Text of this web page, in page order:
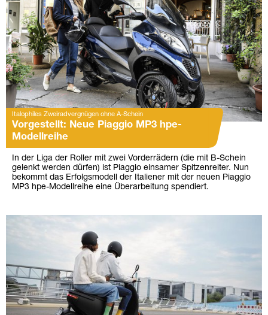
Italophiles Zweiradvergnügen ohne A-Schein
Vorgestellt: Neue Piaggio MP3 hpe-
Modellreihe
In der Liga der Roller mit zwei Vorderrädern (die mit B-Schein
gelenkt werden dürfen) ist Piaggio einsamer Spitzenreiter. Nun
bekommt das Erfolgsmodell der Italiener mit der neuen Piaggio
MP3 hpe-Modellreihe eine Überarbeitung spendiert.